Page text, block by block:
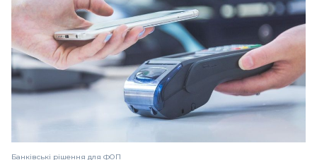
Банківські рішення для ФОП